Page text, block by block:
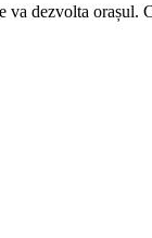
dezvolta